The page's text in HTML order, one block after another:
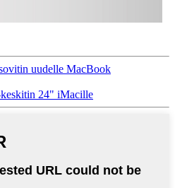
uudelle MacBook
24" iMacille